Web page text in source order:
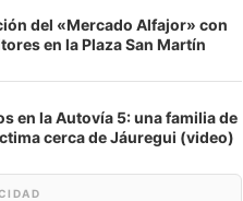
del «Mercado Alfajor» con
en la Plaza San Martín
en la Autovía 5: una familia de
cerca de Jáuregui (video)